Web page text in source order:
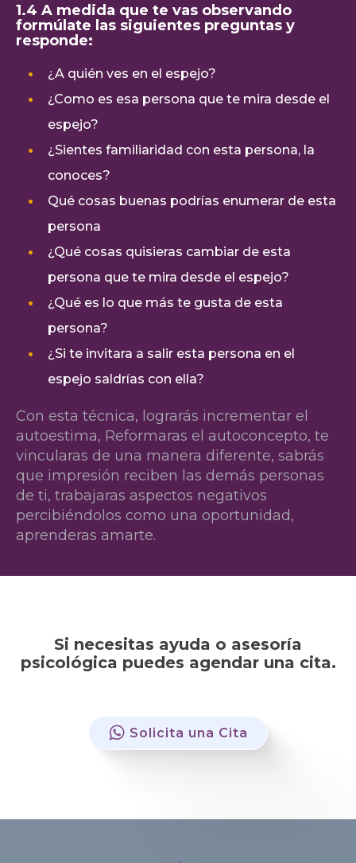
1.4 A medida que te vas observando
formúlate las siguientes preguntas y
responde:
¿A quién ves en el espejo?
¿Como es esa persona que te mira desde el
espejo?
¿Sientes familiaridad con esta persona, la
conoces?
Qué cosas buenas podrías enumerar de esta
persona
¿Qué cosas quisieras cambiar de esta
persona que te mira desde el espejo?
¿Qué es lo que más te gusta de esta
persona?
¿Si te invitara a salir esta persona en el
espejo saldrías con ella?
Con esta técnica, lograrás incrementar el
autoestima, Reformaras el autoconcepto, te
vincularas de una manera diferente, sabrás
que impresión reciben las demás personas
de ti, trabajaras aspectos negativos
percibiéndolos como una oportunidad,
aprenderas amarte.
Si necesitas ayuda o asesoría
psicológica puedes agendar una cita.
Solicita una Cita